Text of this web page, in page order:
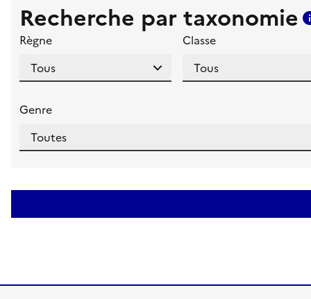
Recherche par taxonomie
Règne Classe
Genre